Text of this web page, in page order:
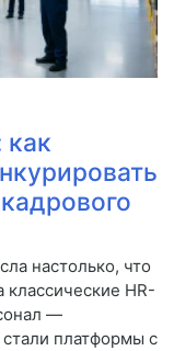
как
настолько, что
классические HR-
—
платформы с